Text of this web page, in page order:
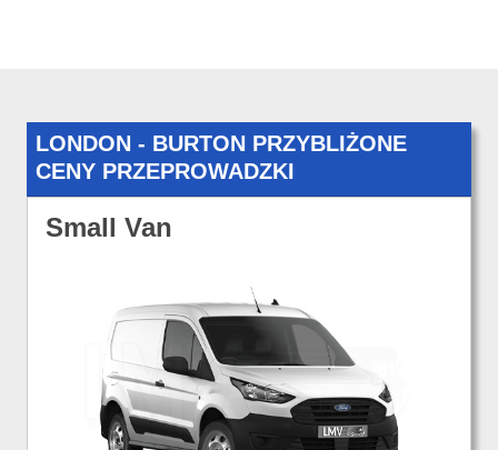
LONDON - BURTON PRZYBLIŻONE
CENY PRZEPROWADZKI
Small Van